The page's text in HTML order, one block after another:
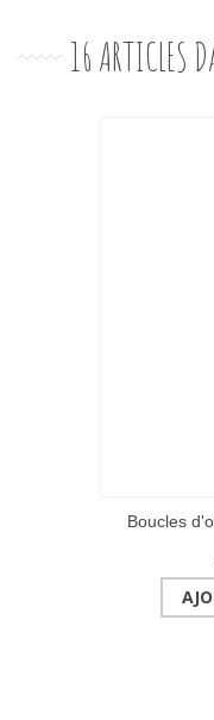
16 ARTICLES
Boucles